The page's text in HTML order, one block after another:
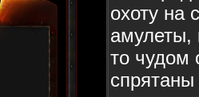
охоту на
амулеты,
то чудом
спрятаны